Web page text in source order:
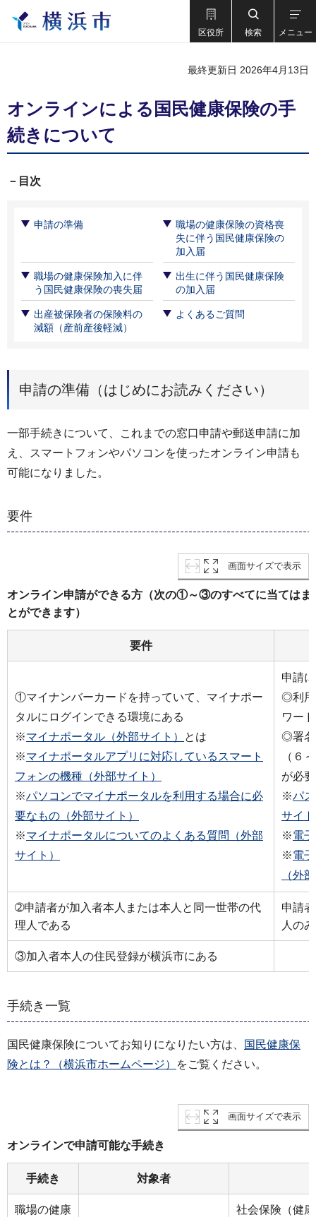
区役所 検索 メニュー
最終更新日 2026年4月13日
オンラインによる国民健康保険の手
続きについて
－目次
申請の準備
職場の健康保険の資格喪
失に伴う国民健康保険の
加入届
職場の健康保険加入に伴
う国民健康保険の喪失届
出生に伴う国民健康保険
の加入届
出産被保険者の保険料の
減額（産前産後軽減）
よくあるご質問
申請の準備（はじめにお読みください）
一部手続きについて、これまでの窓口申請や郵送申請に加
え、スマートフォンやパソコンを使ったオンライン申請も
可能になりました。
要件
画面サイズで表示
オンライン申請ができる方（次の①～③のすべてに当てはま
とができます）
要件
①マイナンバーカードを持っていて、マイナポー
タルにログインできる環境にある
※マイナポータル（外部サイト）
とは
※マイナポータルアプリに対応しているスマート
フォンの機種（外部サイト）
※パソコンでマイナポータルを利用する場合に必
要なもの（外部サイト）
※マイナポータルについてのよくある質問（外部
サイト）
申請
◎利用
ワー
◎署名
（６
が必
※パ
サイ
※電
※電
（外
➁申請者が加入者本人または本人と同一世帯の代
理人である
申請
人の
③加入者本人の住民登録が横浜市にある
手続き一覧
国民健康保険についてお知りになりたい方は、
国民健康保
険とは？（横浜市ホームページ）
をご覧ください。
画面サイズで表示
オンラインで申請可能な手続き
手続き 対象者
職場の健康
社会保険（健